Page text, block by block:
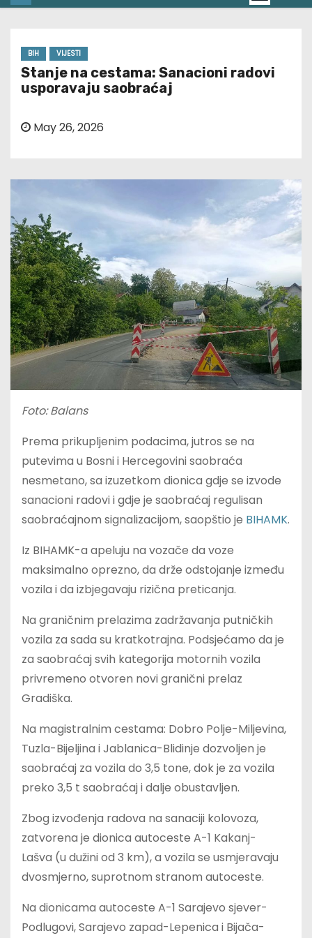
BIH VIJESTI
Stanje na cestama: Sanacioni radovi
usporavaju saobraćaj
May 26, 2026
Foto: Balans
Prema prikupljenim podacima, jutros se na
putevima u Bosni i Hercegovini saobraća
nesmetano, sa izuzetkom dionica gdje se izvode
sanacioni radovi i gdje je saobraćaj regulisan
saobraćajnom signalizacijom, saopštio je BIHAMK.
Iz BIHAMK-a apeluju na vozače da voze
maksimalno oprezno, da drže odstojanje između
vozila i da izbjegavaju rizična preticanja.
Na graničnim prelazima zadržavanja putničkih
vozila za sada su kratkotrajna. Podsjećamo da je
za saobraćaj svih kategorija motornih vozila
privremeno otvoren novi granični prelaz
Gradiška.
Na magistralnim cestama: Dobro Polje-Miljevina,
Tuzla-Bijeljina i Jablanica-Blidinje dozvoljen je
saobraćaj za vozila do 3,5 tone, dok je za vozila
preko 3,5 t saobraćaj i dalje obustavljen.
Zbog izvođenja radova na sanaciji kolovoza,
zatvorena je dionica autoceste A-1 Kakanj-
Lašva (u dužini od 3 km), a vozila se usmjeravaju
dvosmjerno, suprotnom stranom autoceste.
Na dionicama autoceste A-1 Sarajevo sjever-
Podlugovi, Sarajevo zapad-Lepenica i Bijača-